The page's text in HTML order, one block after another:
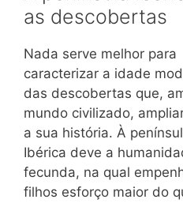
as descobertas
Nada serve melhor para
caracterizar a idade
das descobertas que,
mundo civilizado,
a sua história. À
Ibérica deve a
fecunda, na qual
filhos esforço maior do